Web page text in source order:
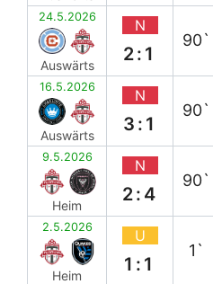
24.5.2026
Auswärts
N
2:1
90`
16.5.2026
Auswärts
N
3:1
90`
9.5.2026
Heim
N
2:4
90`
2.5.2026
Heim
U
1:1
1`